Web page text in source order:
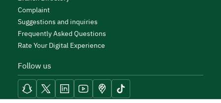
Complaint
Suggestions and inquiries
Frequently Asked Questions
Rate Your Digital Experience
Follow us